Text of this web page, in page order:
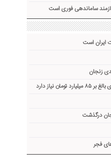
ساماندهی فوری است
ایران است
زنجان
درگذشت
فجر